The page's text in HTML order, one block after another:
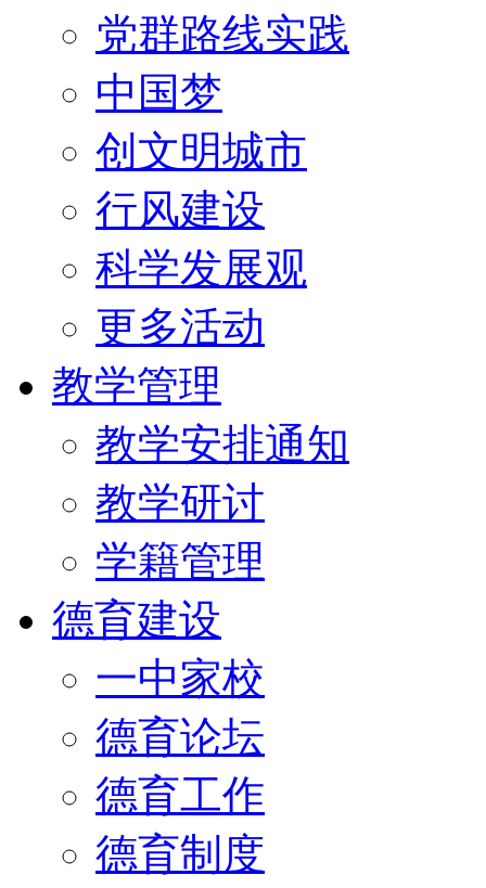
党群路线实践
中国梦
创文明城市
行风建设
科学发展观
更多活动
教学管理
教学安排通知
教学研讨
学籍管理
德育建设
一中家校
德育论坛
德育工作
德育制度